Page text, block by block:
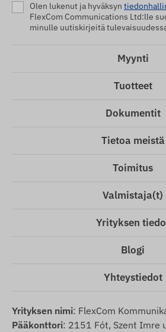
Olen lukenut ja hyväksyn
FlexCom Communications Ltd:lle
minulle uutiskirjeitä
Myynti
Tuotteet
Dokumentit
Tietoa meistä
Toimitus
Valmistaja(t)
Yrityksen
Blogi
Yhteystiedot
Yrityksen nimi: FlexCom
Pääkonttori: 2151 Fót, Szent Imre